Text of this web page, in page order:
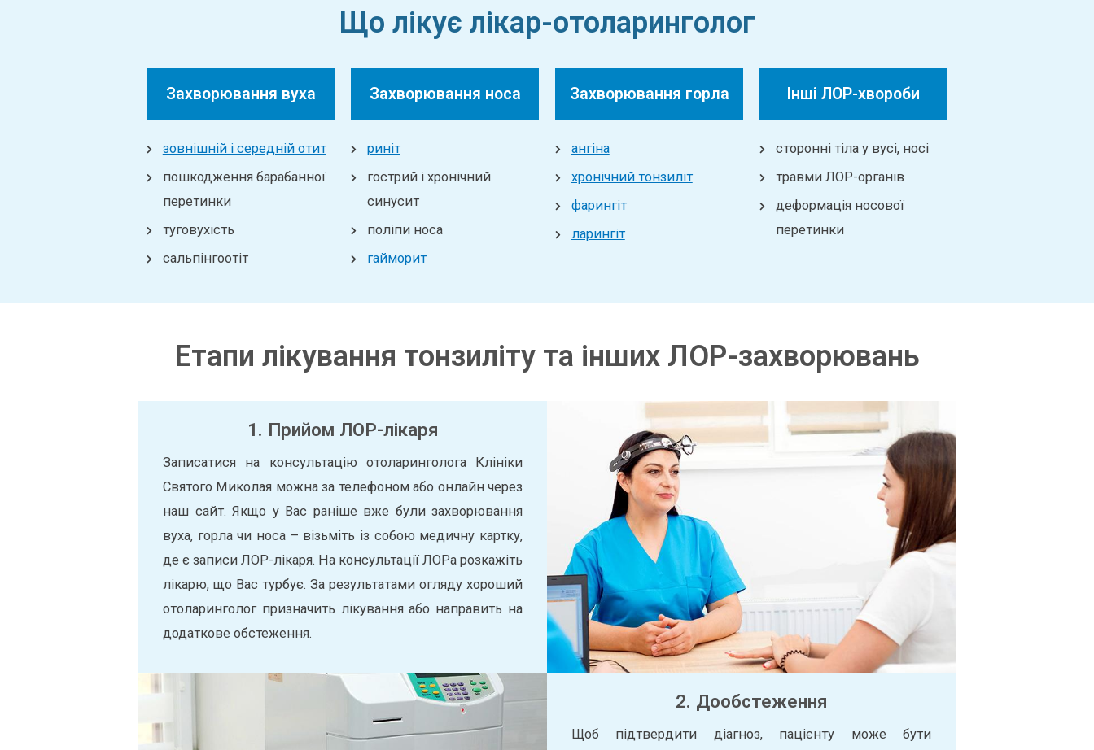
Що лікує лікар-отоларинголог
Захворювання вуха
зовнішній і середній отит
пошкодження барабанної
перетинки
туговухість
сальпінгоотіт
Захворювання носа
риніт
гострий і хронічний
синусит
поліпи носа
гайморит
Захворювання горла
ангіна
хронічний тонзиліт
фарингіт
ларингіт
Інші ЛОР-хвороби
сторонні тіла у вусі, носі
травми ЛОР-органів
деформація носової
перетинки
Етапи лікування тонзиліту та інших ЛОР-захворювань
1. Прийом ЛОР-лікаря
Записатися на консультацію отоларинголога Клініки
Святого Миколая можна за телефоном або онлайн через
наш сайт. Якщо у Вас раніше вже були захворювання
вуха, горла чи носа – візьміть із собою медичну картку,
де є записи ЛОР-лікаря. На консультації ЛОРа розкажіть
лікарю, що Вас турбує. За результатами огляду хороший
отоларинголог призначить лікування або направить на
додаткове обстеження.
2. Дообстеження
Щоб підтвердити діагноз, пацієнту може бути